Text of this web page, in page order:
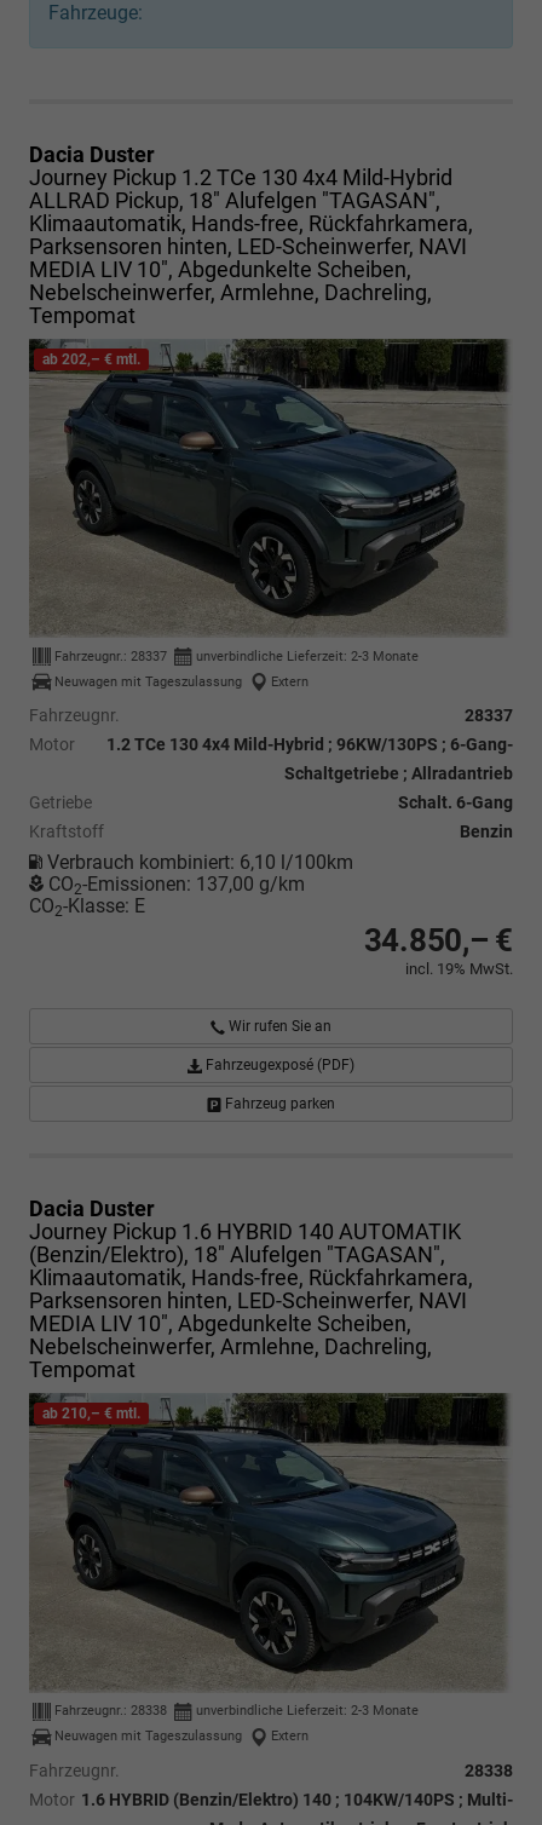
Fahrzeuge:
Dacia Duster
Journey Pickup 1.2 TCe 130 4x4 Mild-Hybrid
ALLRAD Pickup, 18" Alufelgen "TAGASAN",
Klimaautomatik, Hands-free, Rückfahrkamera,
Parksensoren hinten, LED-Scheinwerfer, NAVI
MEDIA LIV 10", Abgedunkelte Scheiben,
Nebelscheinwerfer, Armlehne, Dachreling,
Tempomat
Fahrzeugnr.: 28337
unverbindliche Lieferzeit: 2-3 Monate
Neuwagen mit Tageszulassung
Extern
Fahrzeugnr.
28337
Motor
1.2 TCe 130 4x4 Mild-Hybrid ; 96KW/130PS ; 6-Gang-
Schaltgetriebe ; Allradantrieb
Getriebe
Schalt. 6-Gang
Kraftstoff
Benzin
Verbrauch kombiniert: 6,10 l/100km
CO2-Emissionen: 137,00 g/km
CO2-Klasse: E
ab 202,– € mtl.
34.850,– €
incl. 19% MwSt.
Wir rufen Sie an
Fahrzeugexposé (PDF)
Fahrzeug parken
Dacia Duster
Journey Pickup 1.6 HYBRID 140 AUTOMATIK
(Benzin/Elektro), 18" Alufelgen "TAGASAN",
Klimaautomatik, Hands-free, Rückfahrkamera,
Parksensoren hinten, LED-Scheinwerfer, NAVI
MEDIA LIV 10", Abgedunkelte Scheiben,
Nebelscheinwerfer, Armlehne, Dachreling,
Tempomat
Fahrzeugnr.: 28338
unverbindliche Lieferzeit: 2-3 Monate
Neuwagen mit Tageszulassung
Extern
Fahrzeugnr.
28338
Motor 1.6 HYBRID (Benzin/Elektro) 140 ; 104KW/140PS ; Multi-
ab 210,– € mtl.